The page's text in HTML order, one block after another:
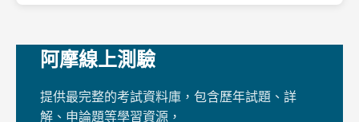
阿摩線上測驗
提供最完整的考試資料庫，包含歷年試題、詳
解、申論題等學習資源，